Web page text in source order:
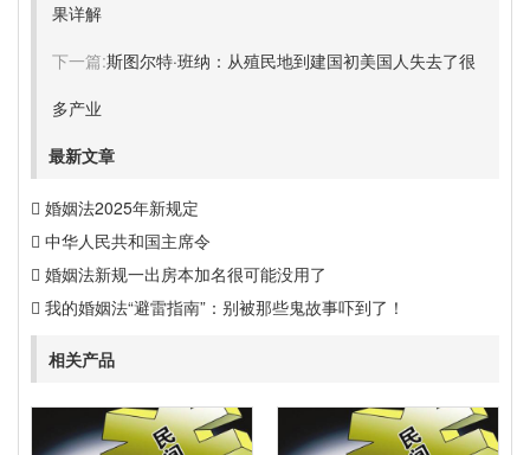
果详解
下一篇:斯图尔特·班纳：从殖民地到建国初美国人失去了很
多产业
最新文章
婚姻法2025年新规定
中华人民共和国主席令
婚姻法新规一出房本加名很可能没用了
我的婚姻法“避雷指南”：别被那些鬼故事吓到了！
相关产品